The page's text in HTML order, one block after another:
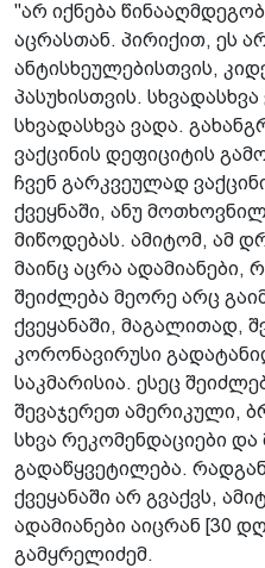
"არ იქნება
აცრასთან. პირიქით, ეს
ანტისხეულებისთვის,
პასუხისთვის. სხვადასხვა
სხვადასხვა ვადა.
ვაქცინის დეფიციტის
ჩვენ გარკვეულად
ქვეყნაში, ანუ
მიწოდებას. ამიტომ, ამ
მაინც აცრა ადამიანები,
შეიძლება მეორე არც
ქვეყანაში, მაგალითად,
კორონავირუსი
საკმარისია. ესეც
შევაჯერეთ ამერიკული,
სხვა რეკომენდაციები და
გადაწყვეტილება.
ქვეყანაში არ გვაქვს,
ადამიანები აიცრან [30
გამყრელიძემ.